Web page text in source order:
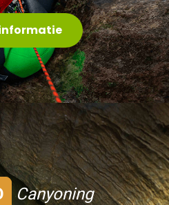
Canyoning